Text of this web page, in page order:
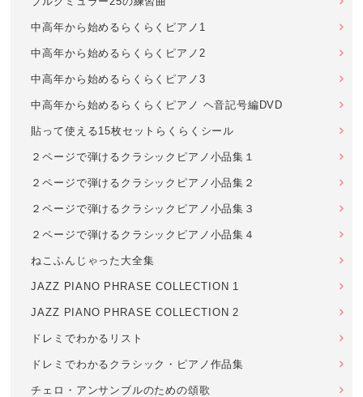
中高年から始めるらくらくピアノ1
中高年から始めるらくらくピアノ2
中高年から始めるらくらくピアノ3
中高年から始めるらくらくピアノ ヘ音記号編DVD
貼って使える15枚セットらくらくシール
２ページで弾けるクラシックピアノ小品集１
２ページで弾けるクラシックピアノ小品集２
２ページで弾けるクラシックピアノ小品集３
２ページで弾けるクラシックピアノ小品集４
ねこふんじゃった大全集
JAZZ PIANO PHRASE COLLECTION 1
JAZZ PIANO PHRASE COLLECTION 2
ドレミでわかるリスト
ドレミでわかるクラシック・ピアノ作品集
チェロ・アンサンブルのための頌歌